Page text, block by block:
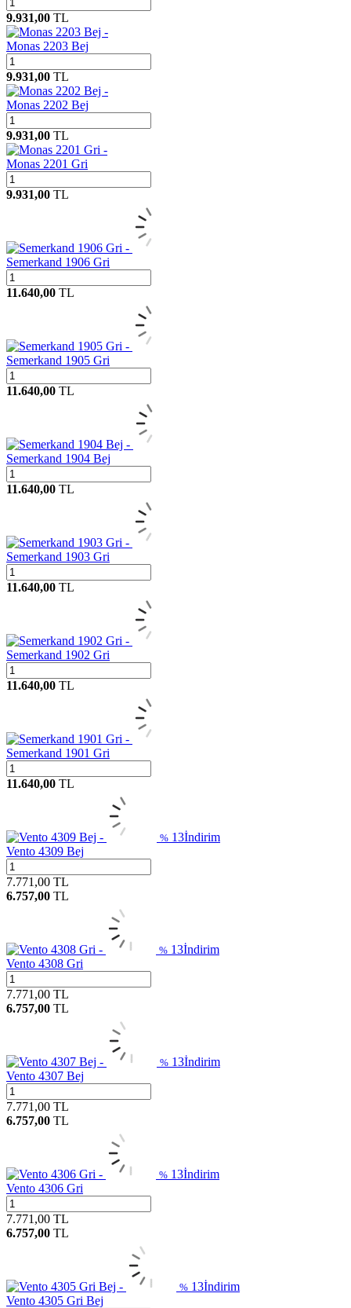
9.931,00 TL
Monas 2203 Bej
9.931,00 TL
Monas 2202 Bej
9.931,00 TL
Monas 2201 Gri
9.931,00 TL
Semerkand 1906 Gri
11.640,00 TL
Semerkand 1905 Gri
11.640,00 TL
Semerkand 1904 Bej
11.640,00 TL
Semerkand 1903 Gri
11.640,00 TL
Semerkand 1902 Gri
11.640,00 TL
Semerkand 1901 Gri
11.640,00 TL
% 13İndirim
Vento 4309 Bej
7.771,00 TL
6.757,00 TL
% 13İndirim
Vento 4308 Gri
7.771,00 TL
6.757,00 TL
% 13İndirim
Vento 4307 Bej
7.771,00 TL
6.757,00 TL
% 13İndirim
Vento 4306 Gri
7.771,00 TL
6.757,00 TL
% 13İndirim
Vento 4305 Gri Bej